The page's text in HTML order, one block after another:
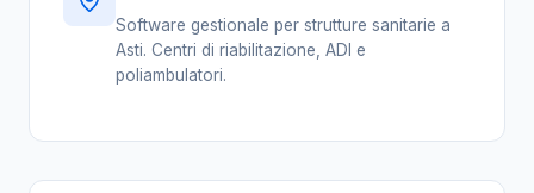
Software gestionale per strutture sanitarie a
Asti. Centri di riabilitazione, ADI e
poliambulatori.